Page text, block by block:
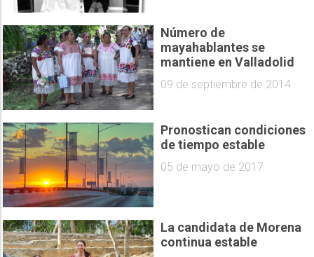
Número de
mayahablantes se
mantiene en Valladolid
09 de septiembre de 2014
Pronostican condiciones
de tiempo estable
05 de mayo de 2017
La candidata de Morena
continua estable